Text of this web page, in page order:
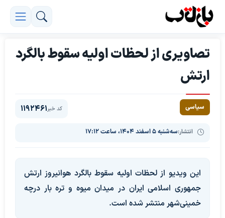
تصاویری از لحظات اولیه سقوط بالگرد
ارتش
سیاسی
انتشار:سه‌شنبه ۵ اسفند ۱۴۰۴، ساعت ۱۷:۱۲
کد خبر1192461
این ویدیو از لحظات اولیه سقوط بالگرد هوانیروز ارتش
جمهوری اسلامی ایران در میدان میوه و تره بار درچه
خمینی‌شهر منتشر شده است.